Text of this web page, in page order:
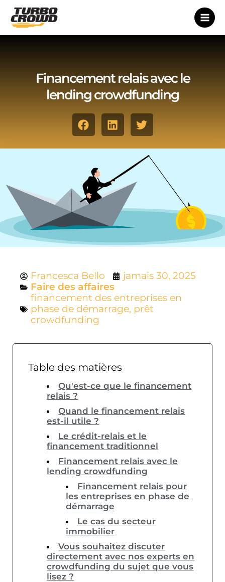
content
Financement relais avec le
lending crowdfunding
Francesca Bello
jamais 30, 2025
Faire des affaires
financement des entreprises en
phase de démarrage, prêt
crowdfunding
Table des matières
Qu'est-ce que le financement
relais ?
Quand le financement relais
est-il utile ?
Le crédit-relais et le
financement traditionnel
Financement relais avec le
lending crowdfunding
Financement relais pour
les entreprises en phase de
démarrage
Le cas du secteur
immobilier
Vous souhaitez discuter
directement avec nos experts en
crowdfunding du sujet que vous
lisez ?